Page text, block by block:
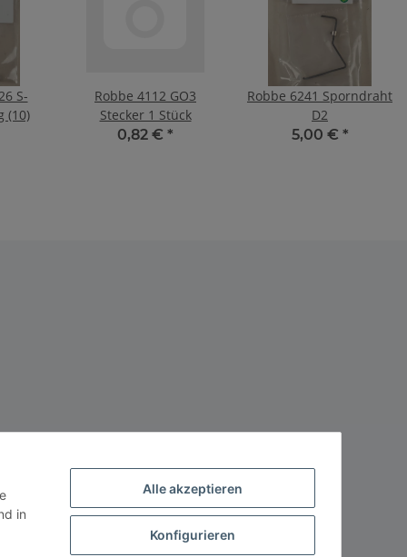
S-
(10)
Robbe 4112 GO3
Stecker 1 Stück
0,82 € *
Robbe 6241 Sporndraht
D2
5,00 € *
in
Alle akzeptieren
Konfigurieren